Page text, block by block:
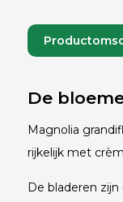
De
Magnolia
rijkelijk met
De bladeren